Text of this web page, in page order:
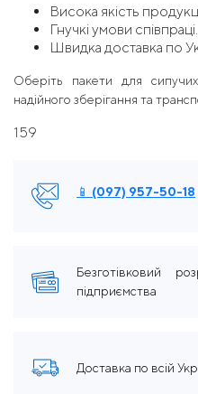
Висока якість
Гнучкі умови співпраці.
Швидка доставка по
Оберіть пакети для
надійного зберігання та
159
📱 (097) 957-50-18
Безготівковий
підприємства
Доставка по всій